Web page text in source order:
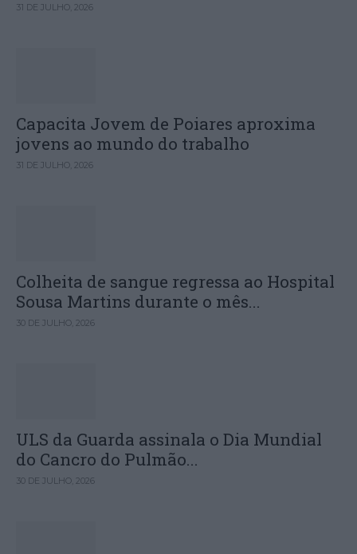
31 DE JULHO, 2026
Capacita Jovem de Poiares aproxima
jovens ao mundo do trabalho
31 DE JULHO, 2026
Colheita de sangue regressa ao Hospital
Sousa Martins durante o mês...
30 DE JULHO, 2026
ULS da Guarda assinala o Dia Mundial
do Cancro do Pulmão...
30 DE JULHO, 2026